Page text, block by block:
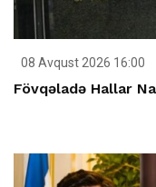
08 Avqust 2026 16:00
Fövqəladə Hallar